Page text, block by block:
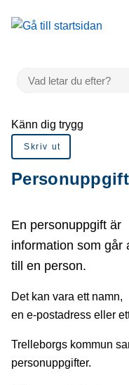
Gå till innehåll
VAD LETAR DU EFTER?
Du är här:
Känn dig trygg
Skriv ut
En personuppgift är
information som går
till en person.
Det kan vara ett namn,
en e-postadress eller
Trelleborgs kommun
personuppgifter.